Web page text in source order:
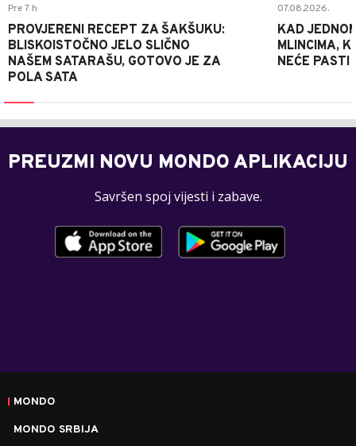
Pre 7 h
PROVJERENI RECEPT ZA ŠAKŠUKU:
BLISKOISTOČNO JELO SLIČNO
NAŠEM SATARAŠU, GOTOVO JE ZA
POLA SATA
07.08.2026.
KAD
MLINCIMA,
NEĆE PASTI
PREUZMI NOVU MONDO APLIKACIJU
Savršen spoj vijesti i zabave.
MONDO
MONDO SRBIJA